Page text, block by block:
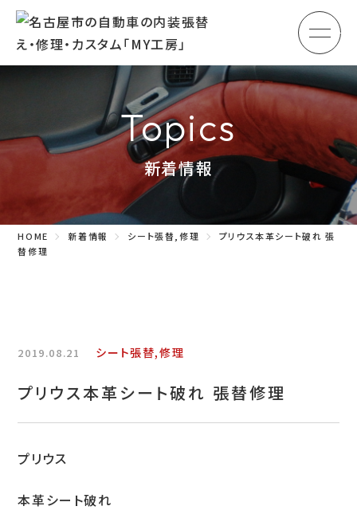
メ
初めての方へ
車のシート張替え・修理
車の内張り
その他
お問い合わせ
特定商取引表示
Topics
新着情報
HOME 新着情報 シート張替,修理
プリウス本革シート破れ 張
替修理
2019.08.21 シート張替,修理
プリウス本革シート破れ 張替修理
プリウス
本革シート破れ